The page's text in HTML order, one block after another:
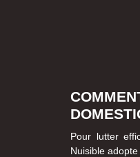
Pour lutter
Nuisible